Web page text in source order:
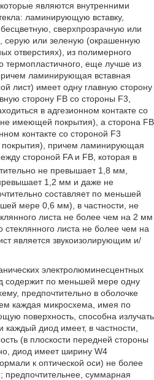
являются внутренними
ламинирующую вставку,
сверхпрозрачную или
серую или зеленую (окрашенную
отверстиях), из полимерного
термопластичного, еще лучше из
ламинирующая вставная
лист) имеет одну главную сторону
сторону FB со стороны F3,
в адгезионном контакте со
имеющей покрытия), а сторона FB
контакте со стороной F3
причем ламинирующая
стороной FA и FB, которая в
не превышает 1,8 мм,
1,2 мм и даже не
составляет по меньшей
мере 0,6 мм), в частности, не
листа не более чем на 2 мм
стеклянного листа не более чем на
является звукоизолирующим и/
электролюминесцентных
содержит по меньшей мере одну
предпочтительно в оболочке
каждая микросхема, имея по
поверхность, способна излучать
диод имеет, в частности,
(в плоскости передней стороны
диод имеет ширину W4
к оптической оси) не более
суммарная